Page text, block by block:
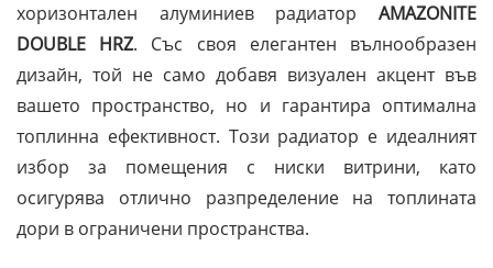
хоризонтален алуминиев радиатор AMAZONITE
DOUBLE HRZ. Със своя елегантен вълнообразен
дизайн, той не само добавя визуален акцент във
вашето пространство, но и гарантира оптимална
топлинна ефективност. Този радиатор е идеалният
избор за помещения с ниски витрини, като
осигурява отлично разпределение на топлината
дори в ограничени пространства.